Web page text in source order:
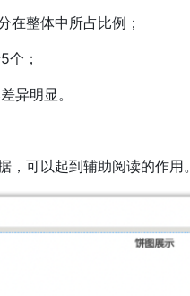
在整体中所占比例；
个；
异明显。
，可以起到辅助阅读的作用。